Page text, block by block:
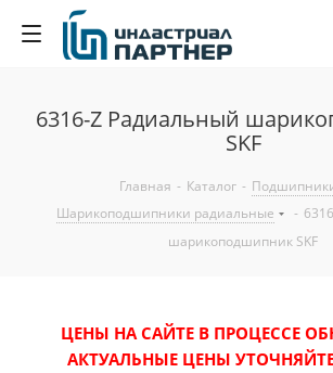
6316-Z Радиальный
SKF
Главная - Каталог -
Шарикоподшипники радиальные
-
шарикоподшипник SKF
ЦЕНЫ НА САЙТЕ В ПРОЦЕССЕ
АКТУАЛЬНЫЕ ЦЕНЫ